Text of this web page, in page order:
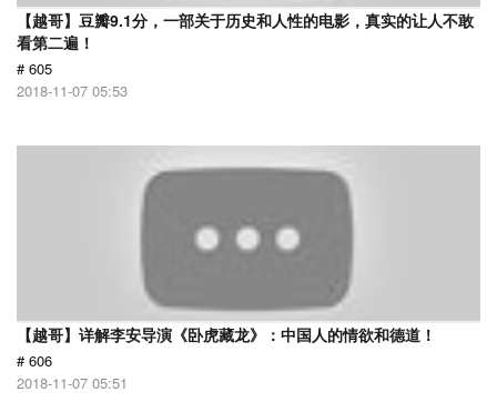
【越哥】豆瓣9.1分，一部关于历史和人性的电影，真实的让人不敢
看第二遍！
# 605
2018-11-07 05:53
【越哥】详解李安导演《卧虎藏龙》：中国人的情欲和德道！
# 606
2018-11-07 05:51